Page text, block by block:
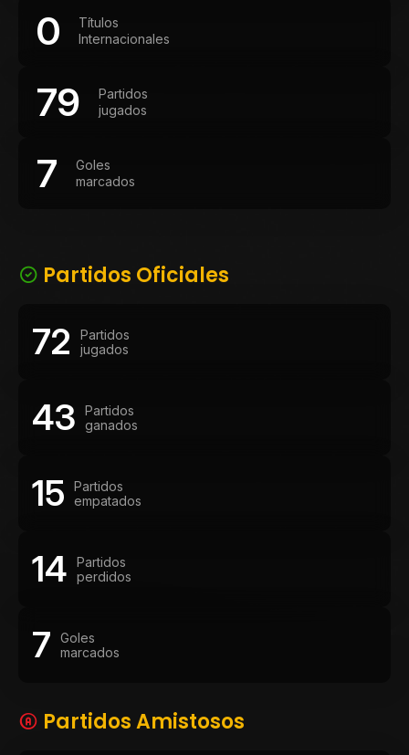
0
Títulos
Internacionales
79
Partidos
jugados
7
Goles
marcados
Partidos Oficiales
72
Partidos
jugados
43
Partidos
ganados
15
Partidos
empatados
14
Partidos
perdidos
7
Goles
marcados
Partidos Amistosos